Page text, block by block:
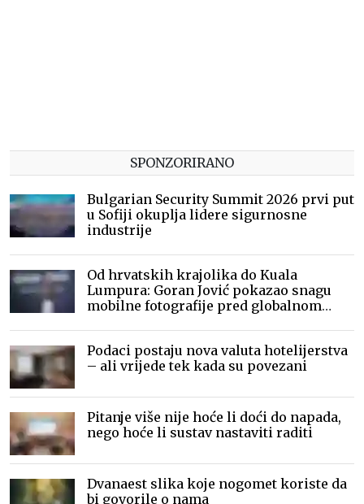
SPONZORIRANO
Bulgarian Security Summit 2026 prvi put
u Sofiji okuplja lidere sigurnosne
industrije
Od hrvatskih krajolika do Kuala
Lumpura: Goran Jović pokazao snagu
mobilne fotografije pred globalnom
Podaci postaju nova valuta hotelijerstva
– ali vrijede tek kada su povezani
Pitanje više nije hoće li doći do napada,
nego hoće li sustav nastaviti raditi
Dvanaest slika koje nogomet koriste da
bi govorile o nama